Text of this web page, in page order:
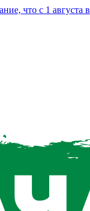
с 1 августа в